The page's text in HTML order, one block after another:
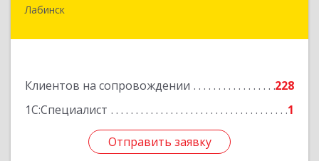
Лабинск
Клиентов на сопровождении
228
1С:Специалист
1
Отправить заявку
352500, Краснодарский край, Лабинский р-н,
Отправить заявку